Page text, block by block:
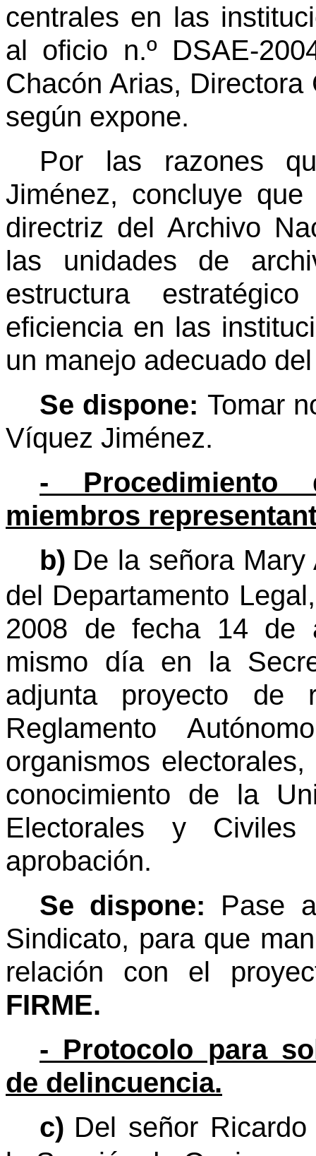
centrales en las
al oficio n.º DSAE-
Chacón Arias,
según expone.
Por las razones
Jiménez, concluye
directriz del Archivo
las unidades de
estructura
eficiencia en las
un manejo adecuado
Se dispone: Tomar
Víquez Jiménez.
-
miembros
b) De la señora
del Departamento
2008 de fecha 14 de
mismo día en la
adjunta proyecto de
Reglamento
organismos
conocimiento de la
Electorales y
aprobación.
Se dispone: Pase
Sindicato, para que
relación con el
FIRME.
- Protocolo para
de delincuencia.
c) Del señor